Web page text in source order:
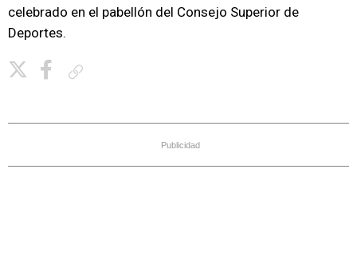
celebrado en el pabellón del Consejo Superior de
Deportes.
Publicidad